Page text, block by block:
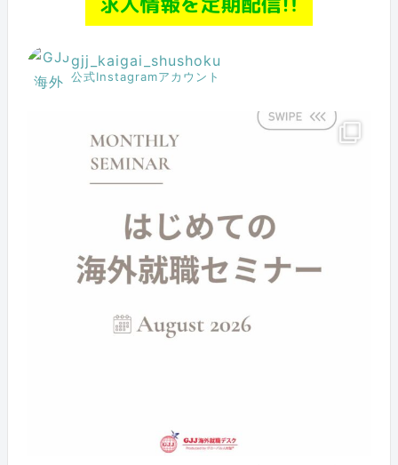
gjj_kaigai_shushoku
公式Instagramアカウント